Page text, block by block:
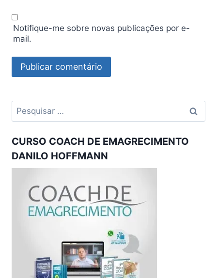
Notifique-me sobre novas publicações por e-
mail.
Pesquisar
por:
CURSO COACH DE EMAGRECIMENTO
DANILO HOFFMANN